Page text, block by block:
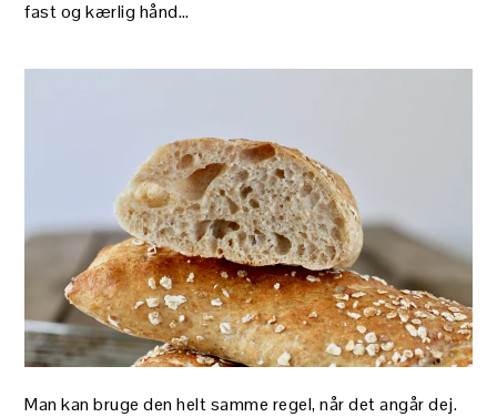
fast og kærlig hånd…
Man kan bruge den helt samme regel, når det angår dej.